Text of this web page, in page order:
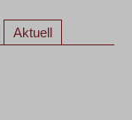
Aktuell